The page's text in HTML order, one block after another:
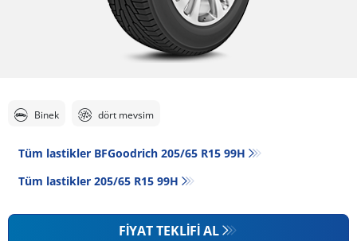
Binek dört mevsim
Tüm lastikler BFGoodrich 205/65 R15 99H
Tüm lastikler‎ 205/65 R15 99H
FIYAT TEKLIFI AL